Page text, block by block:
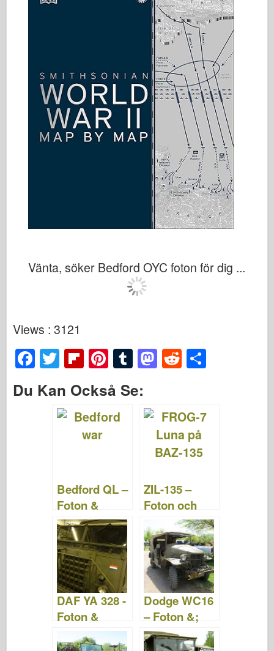
Vänta, söker Bedford OYC foton för dig ...
Views : 3121
F
a
c
T
wi
tt
er
Fl
ip
b
o
ar
Pi
nt
er
e
T
m
bl
M
o
d
o
R
di
t
e
Du Kan Också Se:
Bedford QL –
Foton &
Videor
ZIL-135 –
Foton och
videor
DAF YA 328 -
Foton &
Video
Dodge WC16
– Foton &;
Video